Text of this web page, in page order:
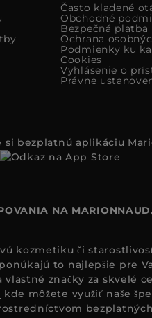
Často kladené
Obchodné
Bezpečná platba
Ochrana
Podmienky ku
Cookies
Vyhlásenie o
Právne
bezplatnú aplikáciu
NA
kozmetiku či
to najlepšie pre
vlastné značky za skvelé
kde môžete využiť naše